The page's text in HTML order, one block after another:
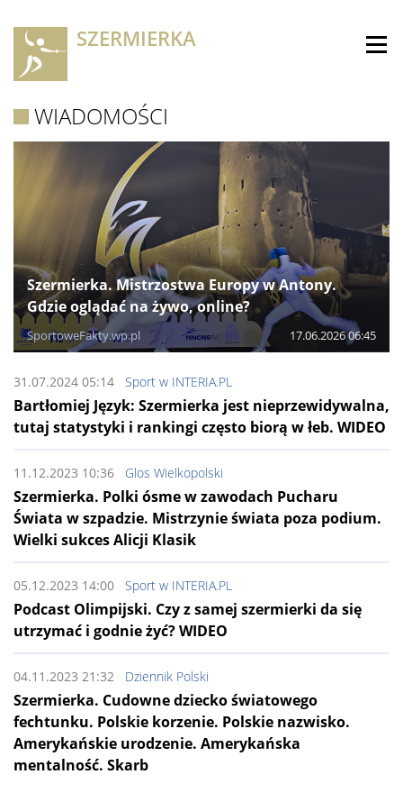
SZERMIERKA
WIADOMOŚCI
Szermierka. Mistrzostwa Europy w Antony.
Gdzie oglądać na żywo, online?
17.06.2026 06:45
SportoweFakty.wp.pl
31.07.2024 05:14 Sport w INTERIA.PL
Bartłomiej Język: Szermierka jest nieprzewidywalna,
tutaj statystyki i rankingi często biorą w łeb. WIDEO
11.12.2023 10:36 Glos Wielkopolski
Szermierka. Polki ósme w zawodach Pucharu
Świata w szpadzie. Mistrzynie świata poza podium.
Wielki sukces Alicji Klasik
05.12.2023 14:00 Sport w INTERIA.PL
Podcast Olimpijski. Czy z samej szermierki da się
utrzymać i godnie żyć? WIDEO
04.11.2023 21:32 Dziennik Polski
Szermierka. Cudowne dziecko światowego
fechtunku. Polskie korzenie. Polskie nazwisko.
Amerykańskie urodzenie. Amerykańska
mentalność. Skarb